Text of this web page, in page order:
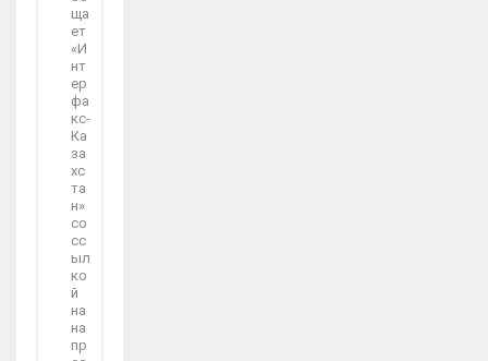
ща
ет
«И
нт
ер
фа
кс-
Ка
за
хс
та
н»
со
сс
ыл
ко
й
на
на
пр